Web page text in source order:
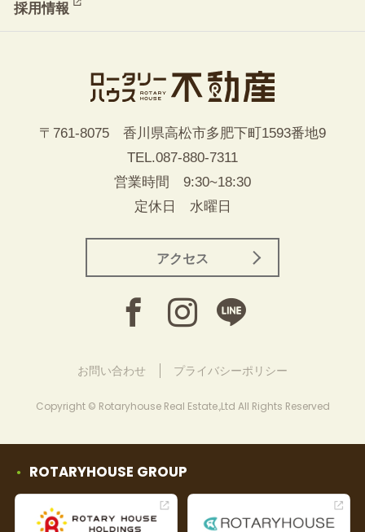
採用情報
〒761-8075 香川県高松市多肥下町1593番地9
TEL.087-880-7311
営業時間 9:30~18:30
定休日 水曜日
アクセス
お問い合わせ プライバシーポリシー
Copyright © Rotaryhouse Real Estate.,Ltd All Rights Reserved
ROTARYHOUSE GROUP